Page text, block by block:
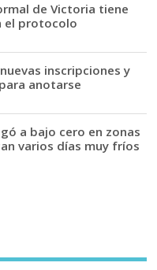
de Victoria tiene
el protocolo
inscripciones y
anotarse
a bajo cero en zonas
varios días muy fríos